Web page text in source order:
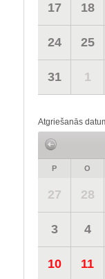
17 18
24 25
31 1
Atgriešanās
P O
27 28
3 4
10 11